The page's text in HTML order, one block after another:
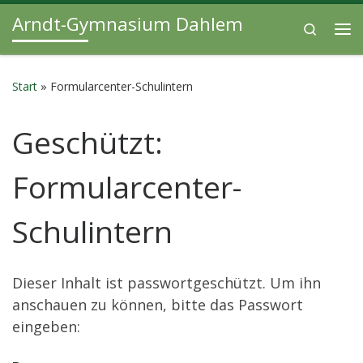
Zum Inhalt springen
Arndt-Gymnasium Dahlem
Search
Start » Formularcenter-Schulintern
Geschützt:
Formularcenter-
Schulintern
Dieser Inhalt ist passwortgeschützt. Um ihn
anschauen zu können, bitte das Passwort
eingeben: